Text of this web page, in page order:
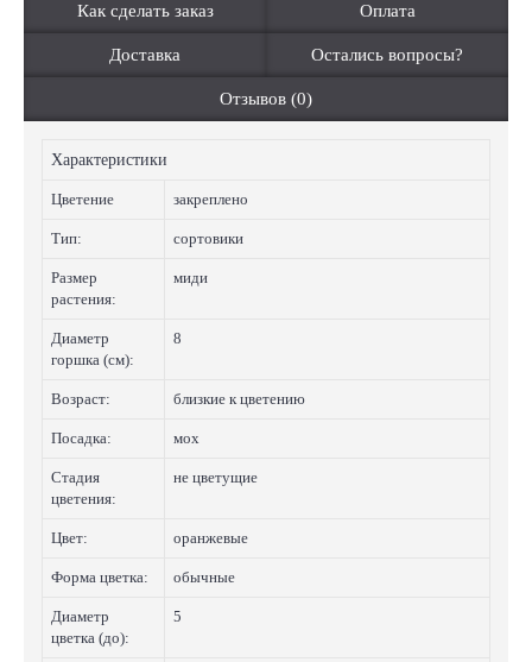
Как сделать заказ Оплата
Доставка Остались вопросы?
Отзывов (0)
Характеристики
Цветение закреплено
Тип: сортовики
Размер
растения:
миди
Диаметр
горшка (см):
8
Возраст: близкие к цветению
Посадка: мох
Стадия
цветения:
не цветущие
Цвет: оранжевые
Форма цветка: обычные
Диаметр
цветка (до):
5